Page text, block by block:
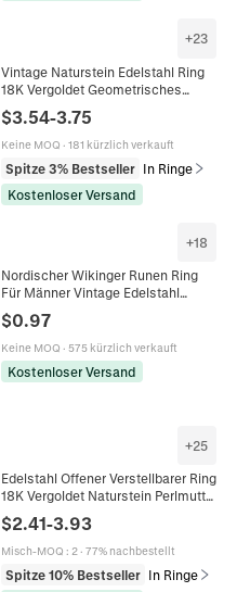
+23
Vintage Naturstein Edelstahl Ring
18K Vergoldet Geometrisches
Minimalistisch Wasserdicht
$3.54-3.75
Keine MOQ · 181 kürzlich verkauft
Spitze 3% Bestseller In Ringe
Kostenloser Versand
+18
Nordischer Wikinger Runen Ring
Für Männer Vintage Edelstahl
Keltischer Knoten Band Retro Punk
Schmuck
$0.97
Keine MOQ · 575 kürzlich verkauft
Kostenloser Versand
+25
Edelstahl Offener Verstellbarer Ring
18K Vergoldet Naturstein Perlmutt
Vintage Böhmischer Schmuck Für
Frauen
$2.41-3.93
Misch-MOQ : 2· 77% nachbestellt
Spitze 10% Bestseller In Ringe